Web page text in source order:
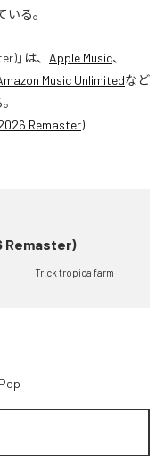
いる。
」は、 Apple Music、
Music Unlimitedなど
Remaster)
Remaster)
Tr!ck tropica farm